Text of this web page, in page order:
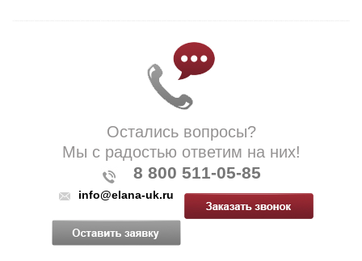
Остались вопросы?
Мы с радостью ответим на них!
8 800 511-05-85
info@elana-uk.ru